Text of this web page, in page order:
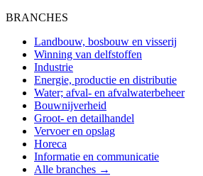
BRANCHES
Landbouw, bosbouw en visserij
Winning van delfstoffen
Industrie
Energie, productie en distributie
Water; afval- en afvalwaterbeheer
Bouwnijverheid
Groot- en detailhandel
Vervoer en opslag
Horeca
Informatie en communicatie
Alle branches →